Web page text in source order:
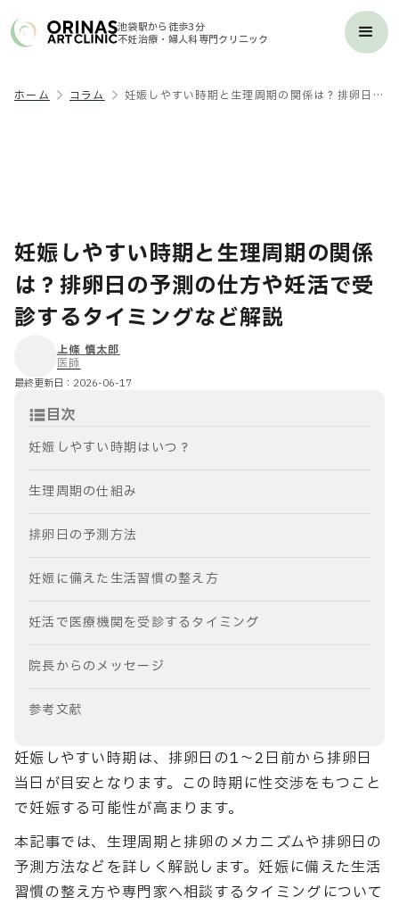
池袋駅から徒歩3分
不妊治療・婦人科専門クリニック
ホーム コラム 妊娠しやすい時期と生理周期の関係は？排卵日の予測の仕方や妊活で受診するタイミングなど解説
妊娠しやすい時期と生理周期の関係
は？排卵日の予測の仕方や妊活で受
診するタイミングなど解説
上條 慎太郎
医師
最終更新日： 2026-06-17
目次
妊娠しやすい時期はいつ？
生理周期の仕組み
排卵日の予測方法
妊娠に備えた生活習慣の整え方
妊活で医療機関を受診するタイミング
院長からのメッセージ
参考文献
妊娠しやすい時期は、排卵日の1～2日前から排卵日
当日が目安となります。この時期に性交渉をもつこと
で妊娠する可能性が高まります。
本記事では、生理周期と排卵のメカニズムや排卵日の
予測方法などを詳しく解説します。妊娠に備えた生活
習慣の整え方や専門家へ相談するタイミングについて